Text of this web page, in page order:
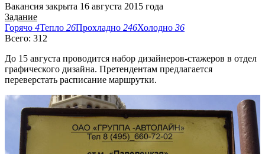
Вакансия закрыта 16 августа 2015 года
Задание
Горячо 4Тепло 26Прохладно 246Холодно 36
Всего: 312
До 15 августа проводится набор дизайнеров-стажеров в отдел
графического дизайна. Претендентам предлагается
переверстать расписание маршрутки.